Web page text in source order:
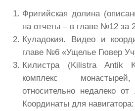
Фригийская долина
на отчеты – в главе №12 за
Куладокия. Видео и
главе №6 «Ущелье Гювер
Килистра (Kilistra Antik
комплекс
относительно недалеко
Координаты для